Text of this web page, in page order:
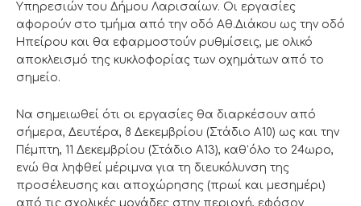
Υπηρεσιών του Δήμου Λαρισαίων. Οι εργασίες
αφορούν στο τμήμα από την οδό Αθ.Διάκου ως την οδό
Ηπείρου και θα εφαρμοστούν ρυθμίσεις, με ολικό
αποκλεισμό της κυκλοφορίας των οχημάτων από το
σημείο.
Να σημειωθεί ότι οι εργασίες θα διαρκέσουν από
σήμερα, Δευτέρα, 8 Δεκεμβρίου (Στάδιο Α10) ως και την
Πέμπτη, 11 Δεκεμβρίου (Στάδιο Α13), καθ’όλο το 24ωρο,
ενώ θα ληφθεί μέριμνα για τη διευκόλυνση της
προσέλευσης και αποχώρησης (πρωί και μεσημέρι)
από τις σχολικές μονάδες στην περιοχή, εφόσον